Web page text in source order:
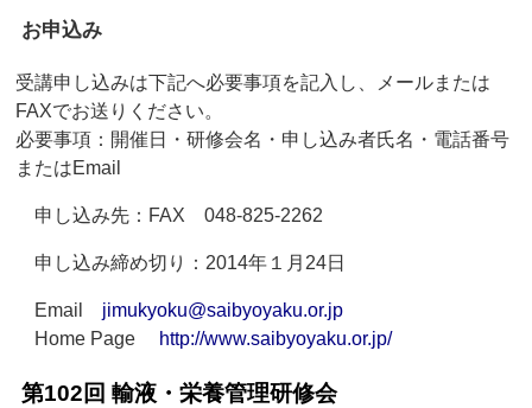
お申込み
受講申し込みは下記へ必要事項を記入し、メールまたは
FAXでお送りください。
必要事項：開催日・研修会名・申し込み者氏名・電話番号
またはEmail
申し込み先：FAX 048-825-2262
申し込み締め切り：2014年１月24日
Email jimukyoku@saibyoyaku.or.jp
Home Page http://www.saibyoyaku.or.jp/
第102回 輸液・栄養管理研修会